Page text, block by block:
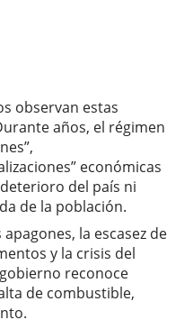
observan estas
años, el régimen
económicas
del país ni
de la población.
la escasez de
y la crisis del
reconoce
de combustible,